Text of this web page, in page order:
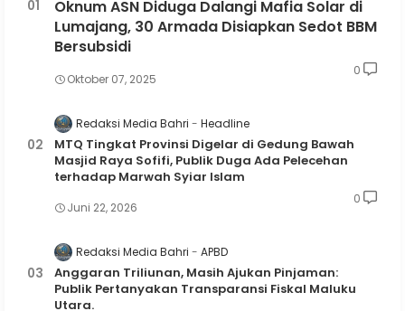
Oknum ASN Diduga Dalangi Mafia Solar di
Lumajang, 30 Armada Disiapkan Sedot BBM
Bersubsidi
Oktober 07, 2025
0
Redaksi Media Bahri Headline
MTQ Tingkat Provinsi Digelar di Gedung Bawah
Masjid Raya Sofifi, Publik Duga Ada Pelecehan
terhadap Marwah Syiar Islam
Juni 22, 2026
0
Redaksi Media Bahri APBD
Anggaran Triliunan, Masih Ajukan Pinjaman:
Publik Pertanyakan Transparansi Fiskal Maluku
Utara.